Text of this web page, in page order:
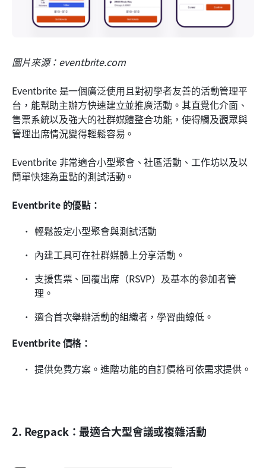
圖片來源：eventbrite.com
Eventbrite 是一個廣泛使用且對初學者友善的活動管理平
台，能幫助主辦方快速建立並推廣活動。其直覺化介面、
售票系統以及強大的社群媒體整合功能，使得觸及觀眾與
管理出席情況變得輕鬆容易。
Eventbrite 非常適合小型聚會、社區活動、工作坊以及以
簡單快速為重點的測試活動。
Eventbrite 的優點：
輕鬆設定小型聚會與測試活動
內建工具可在社群媒體上分享活動。
支援售票、回覆出席（RSVP）及基本的參加者管
理。
適合首次舉辦活動的組織者，學習曲線低。
Eventbrite 價格：
提供免費方案。進階功能的自訂價格可依需求提供。
2. Regpack：最適合大型會議或複雜活動